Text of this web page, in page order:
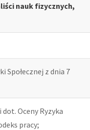
nauk fizycznych,
Społecznej z dnia 7
Oceny Ryzyka
pracy;